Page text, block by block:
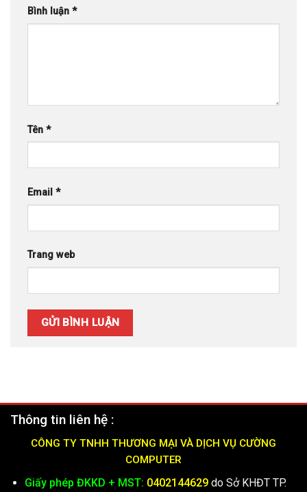
Bình luận *
Tên *
Email *
Trang web
Thông tin liên hệ :
CÔNG TY TNHH THƯƠNG MẠI VÀ DỊCH VỤ CƯỜNG
COMPUTER
Giấy phép ĐKKD + MST: 0402144629do Sở KHĐT TP.